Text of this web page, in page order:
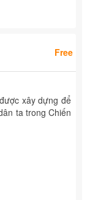
Free
xây dựng để
ta trong Chiến